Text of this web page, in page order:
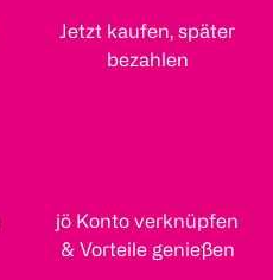
Jetzt kaufen, später
bezahlen
jö Konto verknüpfen
& Vorteile genießen